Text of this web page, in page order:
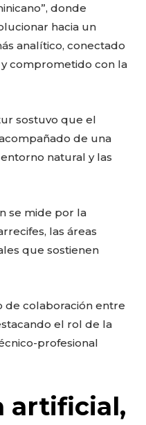
donde
hacia un
analítico, conectado
comprometido con la
sostuvo que el
de una
natural y las
se mide por la
las áreas
que sostienen
de colaboración entre
el rol de la
profesional
artificial,